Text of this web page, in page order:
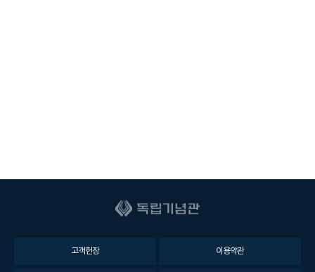
고객헌장 이용약관